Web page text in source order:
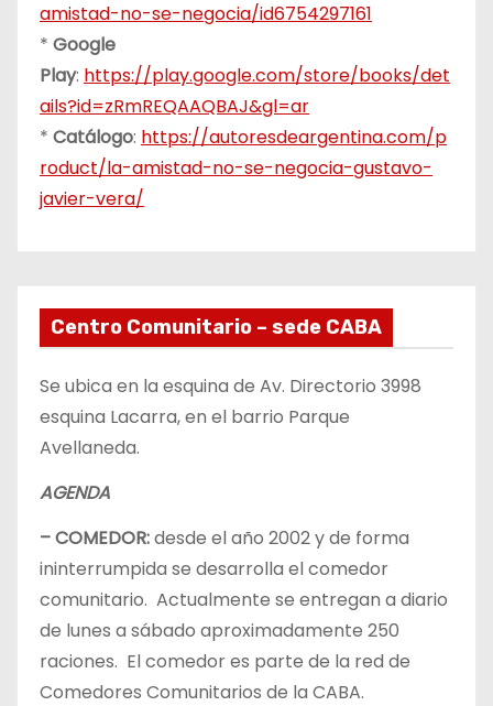
amistad-no-se-negocia/id6754297161
* Google
Play: https://play.google.com/store/books/det
ails?id=zRmREQAAQBAJ&gl=ar
* Catálogo: https://autoresdeargentina.com/p
roduct/la-amistad-no-se-negocia-gustavo-
javier-vera/
Centro Comunitario – sede CABA
Se ubica en la esquina de Av. Directorio 3998
esquina Lacarra, en el barrio Parque
Avellaneda.
AGENDA
– COMEDOR:desde el año 2002 y de forma
ininterrumpida se desarrolla el comedor
comunitario. Actualmente se entregan a diario
de lunes a sábado aproximadamente 250
raciones. El comedor es parte de la red de
Comedores Comunitarios de la CABA.